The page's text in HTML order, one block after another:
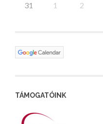
31 1 2
TÁMOGATÓINK